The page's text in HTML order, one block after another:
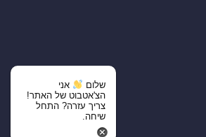
שלום
אני
הצ'אטבוט של האתר!
צריך עזרה? התחל
שיחה.